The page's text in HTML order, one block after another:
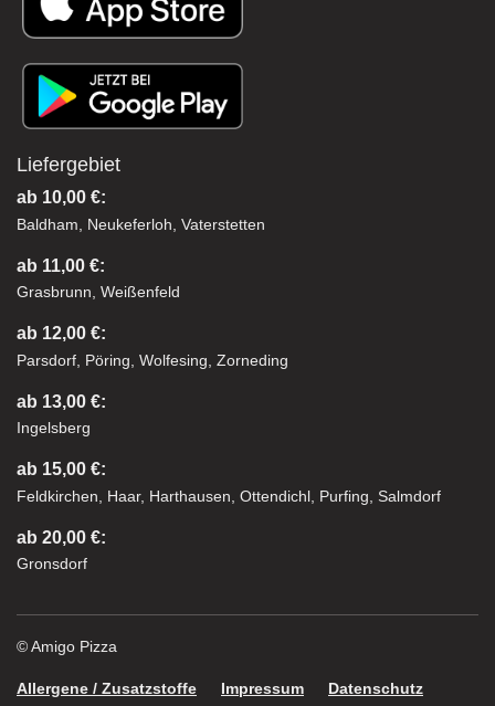
Liefergebiet
ab 10,00 €:
Baldham, Neukeferloh, Vaterstetten
ab 11,00 €:
Grasbrunn, Weißenfeld
ab 12,00 €:
Parsdorf, Pöring, Wolfesing, Zorneding
ab 13,00 €:
Ingelsberg
ab 15,00 €:
Feldkirchen, Haar, Harthausen, Ottendichl, Purfing, Salmdorf
ab 20,00 €:
Gronsdorf
© Amigo Pizza
Allergene / Zusatzstoffe Impressum Datenschutz